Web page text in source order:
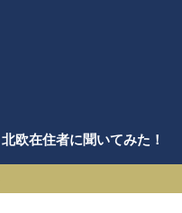
北欧在住者に聞いてみた！